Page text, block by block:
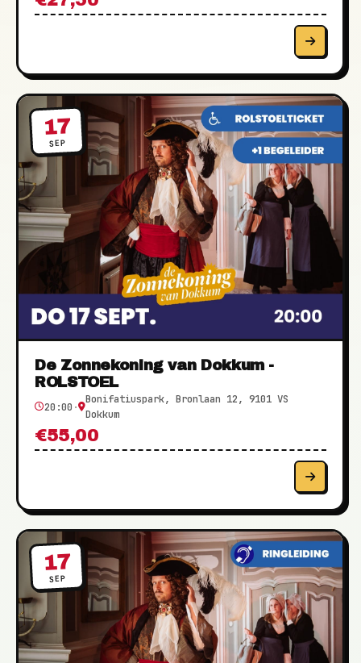
17
SEP
De Zonnekoning van Dokkum -
ROLSTOEL
20:00 ·
Bonifatiuspark, Bronlaan 12, 9101 VS
Dokkum
€55,00
17
SEP